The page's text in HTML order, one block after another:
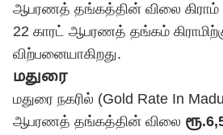
ஆபரணத் தங்கத்தின் விலை கிராம்
22 காரட் ஆபரணத் தங்கம்
விற்பனையாகிறது.
மதுரை
மதுரை நகரில் (Gold Rate In
ஆபரணத் தங்கத்தின் விலை